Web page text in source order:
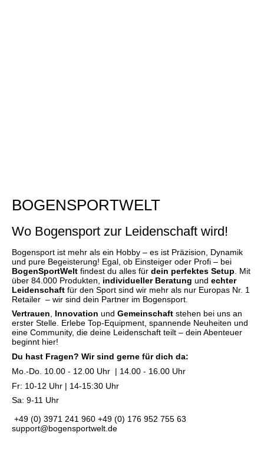
BOGENSPORTWELT
Wo Bogensport zur Leidenschaft wird!
Bogensport ist mehr als ein Hobby – es ist Präzision, Dynamik
und pure Begeisterung! Egal, ob Einsteiger oder Profi – bei
BogenSportWelt findest du alles für dein perfektes Setup. Mit
über 84.000 Produkten, individueller Beratung und echter
Leidenschaft für den Sport sind wir mehr als nur Europas Nr. 1
Retailer – wir sind dein Partner im Bogensport.
Vertrauen, Innovation und Gemeinschaft stehen bei uns an
erster Stelle. Erlebe Top-Equipment, spannende Neuheiten und
eine Community, die deine Leidenschaft teilt – dein Abenteuer
beginnt hier!
Du hast Fragen? Wir sind gerne für dich da:
Mo.-Do. 10.00 - 12.00 Uhr | 14.00 - 16.00 Uhr
Fr: 10-12 Uhr | 14-15:30 Uhr
Sa: 9-11 Uhr
+49 (0) 3971 241 960 +49 (0) 176 952 755 63
support@bogensportwelt.de